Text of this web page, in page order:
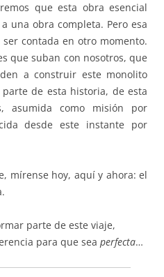
que esta obra esencial
una obra completa. Pero esa
contada en otro momento.
que suban con nosotros, que
a construir este monolito
de esta historia, de esta
asumida como misión por
desde este instante por
mírense hoy, aquí y ahora: el
parte de este viaje,
para que sea perfecta…